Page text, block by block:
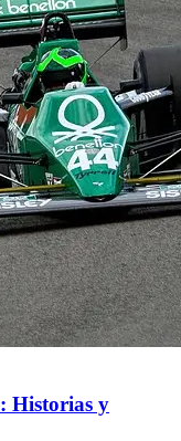
Historias y